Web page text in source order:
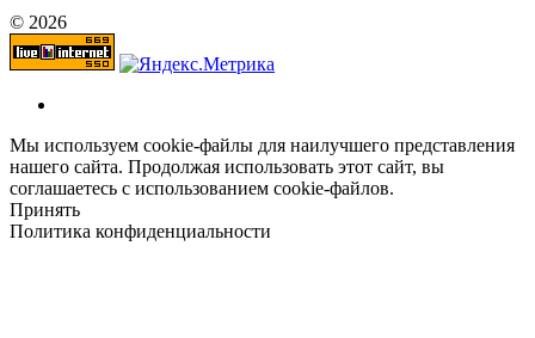
© 2026
Мы используем cookie-файлы для наилучшего представления
нашего сайта. Продолжая использовать этот сайт, вы
соглашаетесь с использованием cookie-файлов.
Принять
Политика конфиденциальности